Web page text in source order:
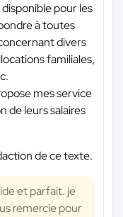
pour les
à toutes
divers
familiales,
mes service
de leurs salaires
de ce texte.
et parfait. je
remercie pour